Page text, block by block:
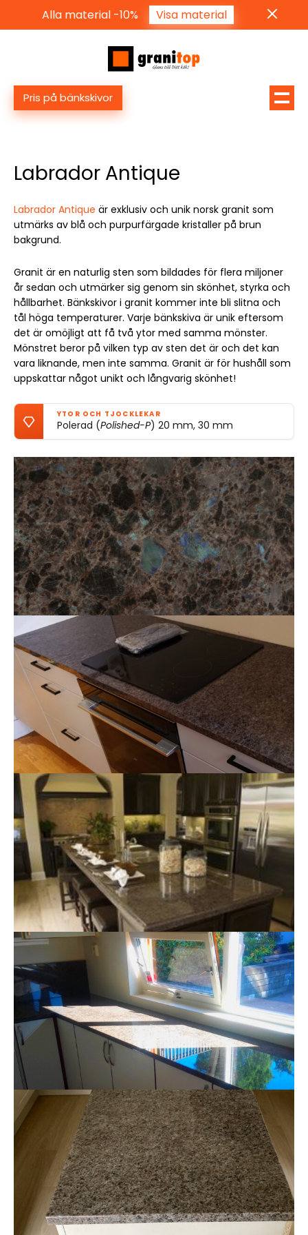
Alla material -10% Visa material
Pris på bänkskivor
Labrador Antique
Labrador Antique är exklusiv och unik norsk granit som
utmärks av blå och purpurfärgade kristaller på brun
bakgrund.
Granit är en naturlig sten som bildades för flera miljoner
år sedan och utmärker sig genom sin skönhet, styrka och
hållbarhet. Bänkskivor i granit kommer inte bli slitna och
tål höga temperaturer. Varje bänkskiva är unik eftersom
det är omöjligt att få två ytor med samma mönster.
Mönstret beror på vilken typ av sten det är och det kan
vara liknande, men inte samma. Granit är för hushåll som
uppskattar något unikt och långvarig skönhet!
YTOR OCH TJOCKLEKAR
Polerad (Polished-P) 20 mm, 30 mm